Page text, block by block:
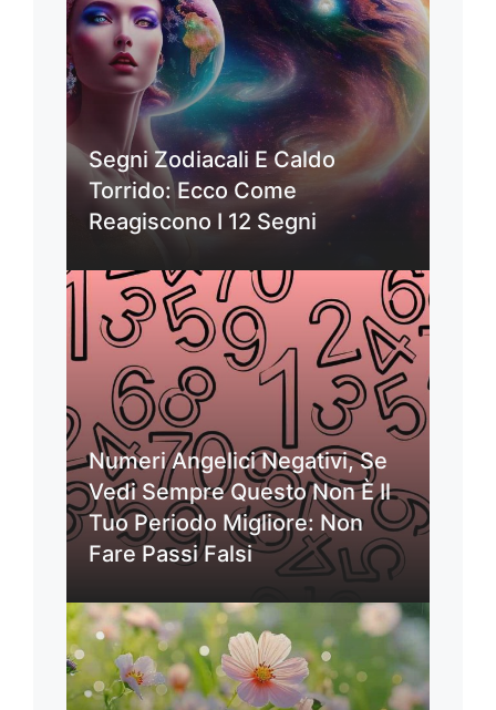
Segni Zodiacali E Caldo
Torrido: Ecco Come
Reagiscono I 12 Segni
Numeri Angelici Negativi, Se
Vedi Sempre Questo Non È Il
Tuo Periodo Migliore: Non
Fare Passi Falsi